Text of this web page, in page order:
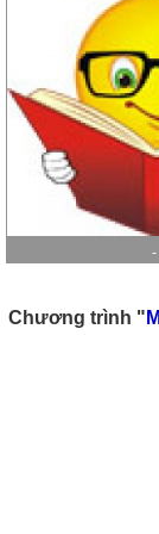
-
Chương trình "